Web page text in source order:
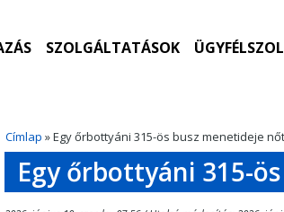
SZOLGÁLTATÁSOK
Címlap » Egy őrbottyáni 315-ös busz menetideje
Egy őrbottyáni 315-